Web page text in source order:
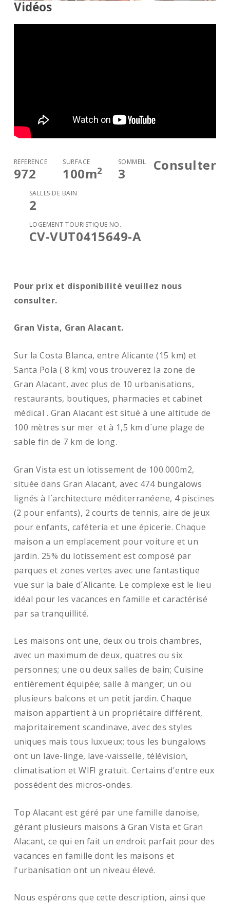
Vidéos
Consulter
RÉFÉRENCE
972
SURFACE
100m2
SOMMEIL
3
SALLES DE BAIN
2
LOGEMENT TOURISTIQUE NO.
CV-VUT0415649-A
Pour prix et disponibilité veuillez nous
consulter.
Gran Vista, Gran Alacant.
Sur la Costa Blanca, entre Alicante (15 km) et
Santa Pola ( 8 km) vous trouverez la zone de
Gran Alacant, avec plus de 10 urbanisations,
restaurants, boutiques, pharmacies et cabinet
médical . Gran Alacant est situé à une altitude de
100 mètres sur mer et à 1,5 km d´une plage de
sable fin de 7 km de long.
Gran Vista est un lotissement de 100.000m2,
située dans Gran Alacant, avec 474 bungalows
lignés à l´architecture méditerranéene, 4 piscines
(2 pour enfants), 2 courts de tennis, aire de jeux
pour enfants, caféteria et une épicerie. Chaque
maison a un emplacement pour voiture et un
jardin. 25% du lotissement est composé par
parques et zones vertes avec une fantastique
vue sur la baie d´Alicante. Le complexe est le lieu
idéal pour les vacances en famille et caractérisé
par sa tranquillité.
Les maisons ont une, deux ou trois chambres,
avec un maximum de deux, quatres ou six
personnes; une ou deux salles de bain; Cuisine
entièrement équipée; salle à manger; un ou
plusieurs balcons et un petit jardin. Chaque
maison appartient à un propriétaire différent,
majoritairement scandinave, avec des styles
uniques mais tous luxueux; tous les bungalows
ont un lave-linge, lave-vaisselle, télévision,
climatisation et WIFI gratuit. Certains d'entre eux
possédent des micros-ondes.
Top Alacant est géré par une famille danoise,
gérant plusieurs maisons à Gran Vista et Gran
Alacant, ce qui en fait un endroit parfait pour des
vacances en famille dont les maisons et
l'urbanisation ont un niveau élevé.
Nous espérons que cette description, ainsi que